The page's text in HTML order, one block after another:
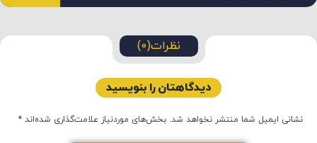
نظرات(0)
دیدگاهتان را بنویسید
نشانی ایمیل شما منتشر نخواهد شد. بخش‌های موردنیاز علامت‌گذاری شده‌اند *